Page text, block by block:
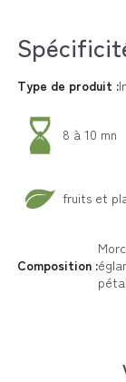
Type de produit :
8 à 10 mn
fruits et
Composition :